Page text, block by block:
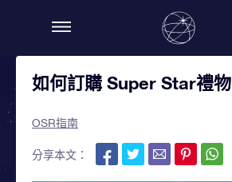
如何訂購 Super Star禮物
OSR指南
分享本文：